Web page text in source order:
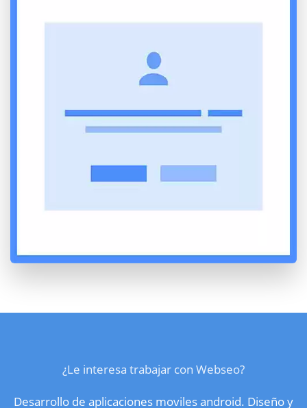
¿Le interesa trabajar con Webseo?
Desarrollo de aplicaciones moviles android. Diseño y